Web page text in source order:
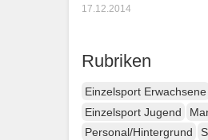
17.12.2014
Rubriken
Einzelsport Erwachsene
Einzelsport Jugend
Personal/Hintergrund